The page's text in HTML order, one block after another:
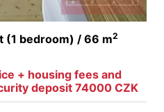
(1 bedroom) / 66 m2
+ housing fees and
deposit 74000 CZK